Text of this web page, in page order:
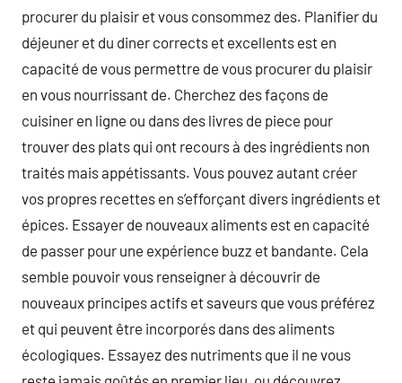
procurer du plaisir et vous consommez des. Planifier du
déjeuner et du diner corrects et excellents est en
capacité de vous permettre de vous procurer du plaisir
en vous nourrissant de. Cherchez des façons de
cuisiner en ligne ou dans des livres de piece pour
trouver des plats qui ont recours à des ingrédients non
traités mais appétissants. Vous pouvez autant créer
vos propres recettes en s’efforçant divers ingrédients et
épices. Essayer de nouveaux aliments est en capacité
de passer pour une expérience buzz et bandante. Cela
semble pouvoir vous renseigner à découvrir de
nouveaux principes actifs et saveurs que vous préférez
et qui peuvent être incorporés dans des aliments
écologiques. Essayez des nutriments que il ne vous